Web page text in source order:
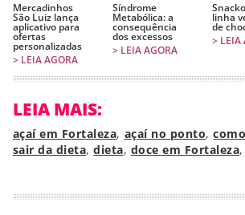
Mercadinhos
São Luiz lança
aplicativo para
ofertas
personalizadas
> LEIA AGORA
Síndrome
Metabólica: a
consequência
dos excessos
> LEIA AGORA
linha
de
> LEIA
LEIA MAIS:
açaí em Fortaleza, açaí no ponto,
sair da dieta,dieta, doce em Fortaleza